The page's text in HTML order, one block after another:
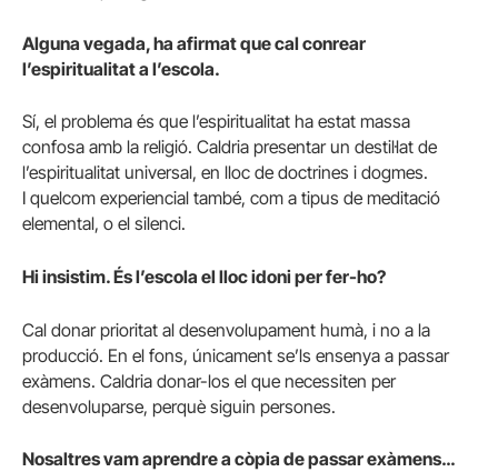
Alguna vegada, ha afirmat que cal conrear
l’espiritualitat a l’escola.
Sí, el problema és que l’espiritualitat ha estat massa
confosa amb la religió. Caldria presentar un destil·lat de
l’espiritualitat universal, en lloc de doctrines i dogmes.
I quelcom experiencial també, com a tipus de meditació
elemental, o el silenci.
Hi insistim. És l’escola el llocidoni per fer-ho?
Cal donar prioritat al desenvolupament humà, i no a la
producció. En el fons, únicament se’ls ensenya a passar
exàmens. Caldria donar-los el que necessiten per
desenvoluparse, perquè siguin persones.
Nosaltres vam aprendre a còpia de passar exàmens…